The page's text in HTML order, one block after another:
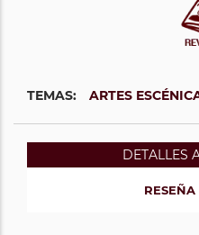
TEMAS: ARTES
DETALLES
RESEÑA